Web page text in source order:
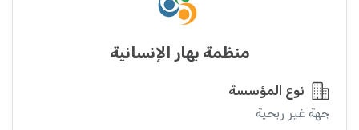
منظمة بهار الإنسانية
نوع المؤسسة
جهة غير ربحية